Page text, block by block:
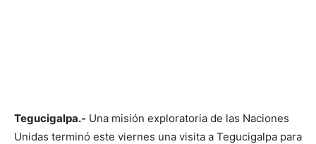
Tegucigalpa.- Una misión exploratoria de las Naciones
Unidas terminó este viernes una visita a Tegucigalpa para